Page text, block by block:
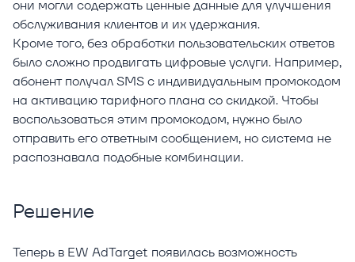
они могли содержать ценные данные для улучшения
обслуживания клиентов и их удержания.
Кроме того, без обработки пользовательских ответов
было сложно продвигать цифровые услуги. Например,
абонент получал SMS с индивидуальным промокодом
на активацию тарифного плана со скидкой. Чтобы
воспользоваться этим промокодом, нужно было
отправить его ответным сообщением, но система не
распознавала подобные комбинации.
Решение
Теперь в EW AdTarget появилась возможность